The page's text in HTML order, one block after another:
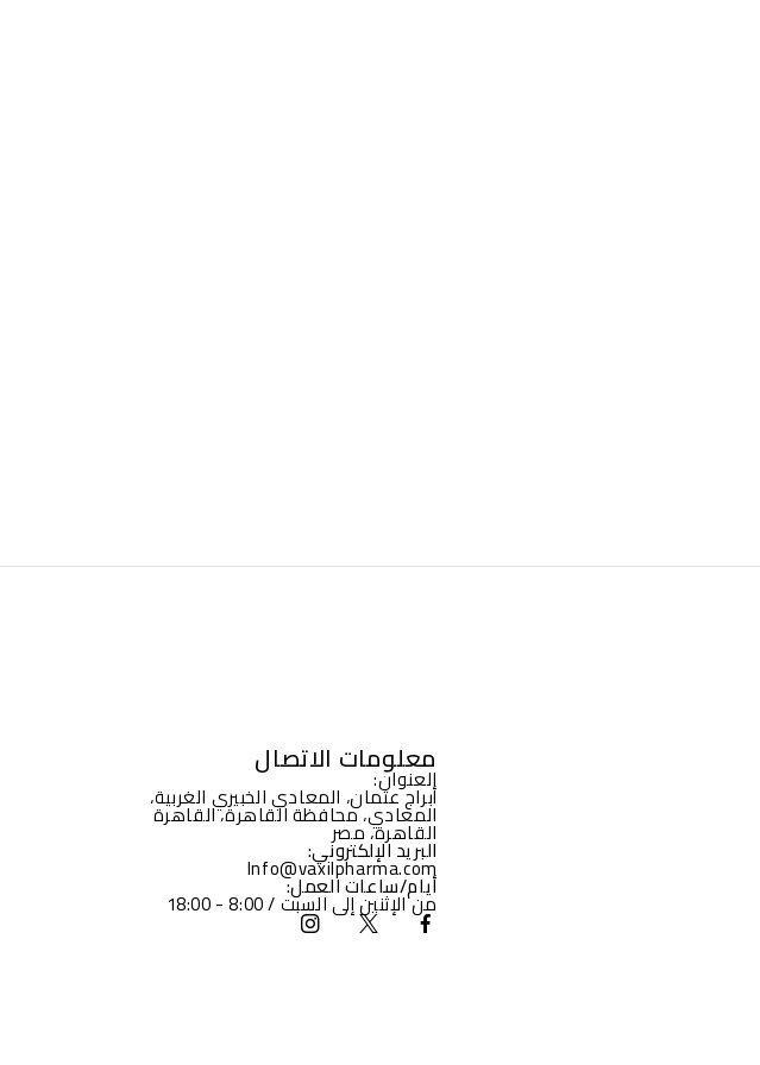
معلومات الاتصال
العنوان:
أبراج عثمان، المعادي الخبيري الغربية،
المعادي، محافظة القاهرة، القاهرة
القاهرة، مصر
البريد الإلكتروني:
Info@vaxilpharma.com
أيام/ساعات العمل:
من الإثنين إلى السبت / 8:00 - 18:00